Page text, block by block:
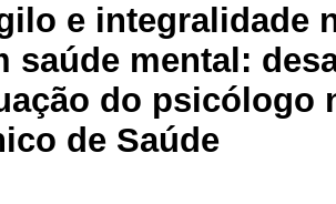
e integralidade
saúde mental:
do psicólogo
de Saúde